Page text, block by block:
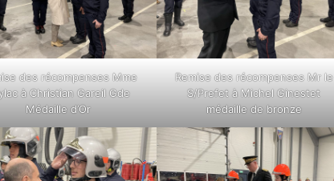
des récompenses Mme
à Christian Gareil Gde
Médaille d’Or
Remise des récompenses Mr le
S/Prefet à Michel Ginestet
médaille de bronze